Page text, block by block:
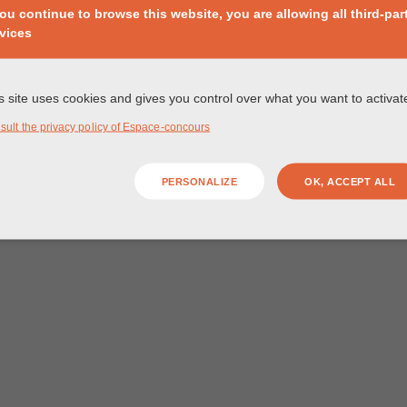
continue to browse this website, you are allowing all third-
site uses cookies and gives you control over what you want to
the privacy policy of Espace-concours
PERSONALIZE OK, ACCEPT ALL